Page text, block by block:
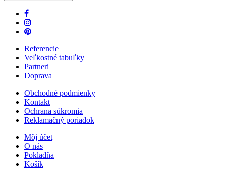
Referencie
Veľkostné tabuľky
Partneri
Doprava
Obchodné podmienky
Kontakt
Ochrana súkromia
Reklamačný poriadok
Môj účet
O nás
Pokladňa
Košík